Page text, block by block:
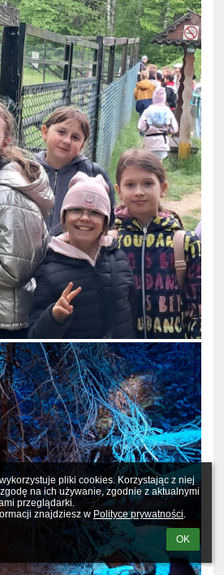
pliki cookies. Korzystając z niej
na ich używanie, zgodnie z aktualnymi
przeglądarki.
znajdziesz w Polityce prywatności.
OK